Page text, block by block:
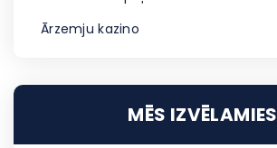
Ārzemju kazino
MĒS IZVĒLAMIES